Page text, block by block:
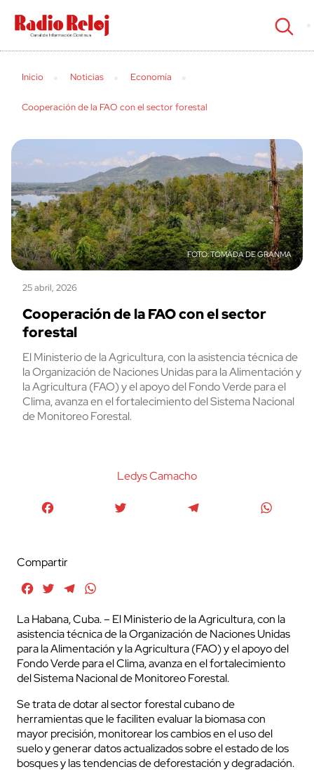
cerrar
Inicio Noticias Economía
Cooperación de la FAO con el sector forestal
TOMADA DE GRANMA
25 abril, 2026
Cooperación de la FAO con el sector
forestal
El Ministerio de la Agricultura, con la asistencia técnica de
la Organización de Naciones Unidas para la Alimentación y
la Agricultura (FAO) y el apoyo del Fondo Verde para el
Clima, avanza en el fortalecimiento del Sistema Nacional
de Monitoreo Forestal.
Ledys Camacho
Compartir
FacebookTwitterTelegram
La Habana, Cuba. – El Ministerio de la Agricultura, con la
asistencia técnica de la Organización de Naciones Unidas
para la Alimentación y la Agricultura (FAO) y el apoyo del
Fondo Verde para el Clima, avanza en el fortalecimiento
del Sistema Nacional de Monitoreo Forestal.
Se trata de dotar al sector forestal cubano de
herramientas que le faciliten evaluar la biomasa con
mayor precisión, monitorear los cambios en el uso del
suelo y generar datos actualizados sobre el estado de los
bosques y las tendencias de deforestación y degradación.